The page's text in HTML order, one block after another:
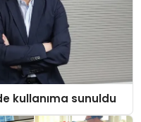
kullanıma sunuldu